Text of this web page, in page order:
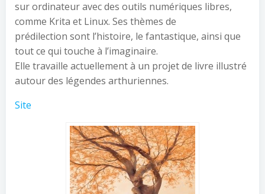
sur ordinateur avec des outils numériques libres,
comme Krita et Linux. Ses thèmes de
prédilection sont l’histoire, le fantastique, ainsi que
tout ce qui touche à l’imaginaire.
Elle travaille actuellement à un projet de livre illustré
autour des légendes arthuriennes.
Site